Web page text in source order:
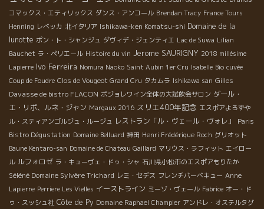
コマックス・エティリックス ダンス・アンコール Brendan Tracy France Tours
Henning レベッカ 北イタリア Ishikawa-ken Komatsu-shi Domaine de la
lunotte ポン・ト・シャンジュ ダヴィデ・ジェンティエ Lac de Suwa Lilian
Bauchet ラ・ペリエール Histoire du vin Jerome SAURIGNY 2018 millésime
Lapierre Ivo Ferreira Nomura Naoko Saint Aubin 1er Cru Isabelle Bio cuvée
Coup de Foudre Clos de Vougeot Grand Cru タカムラ Ishikawa san Gilles
Davasse de bistro FLACON ボジョレワイン全体の大試飲会サロン ダール・
エ・リボ、ルネ・ジャン Margaux 2016 スリエ400年記念 エスポアよろずや
ル・スティアンゴルジュ・ルージュ レストラン「ル・ヴェール・ヴォレ」
Paris
Bistro Dégustation Domaine Belluard 神田 Henri Frédérique Roch グリオット
Baune Kentaro-san Domaine de Chateau Gaillard マリウス・ラフィット エイロー
ル ルフォロゼ ラ・キューヴェ・ドゥ・シャ 石川県小松市のエスポアもりたか
Séléné Domaine Sylvère Trichard レミ・セデス フレンチバーベキュー Anne
Lapierre Perriere Les Vielles イーストライン ミーゾ・ヴェール Fabrice オー・ド
ゥ・スッシュ社 Côte de Py Domaine Raphael Champier アンドレ・オステルタグ